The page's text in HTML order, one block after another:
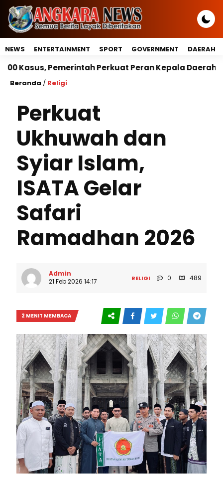
NEWS ENTERTAINMENT SPORT GOVERNMENT DAERAH
Perkuat Peran Kepala Daerah Untuk
Beranda / Religi
Perkuat
Ukhuwah dan
Syiar Islam,
ISATA Gelar
Safari
Ramadhan 2026
Admin
21 Feb 2026 14:17
RELIGI 0 489
2 MENIT MEMBACA